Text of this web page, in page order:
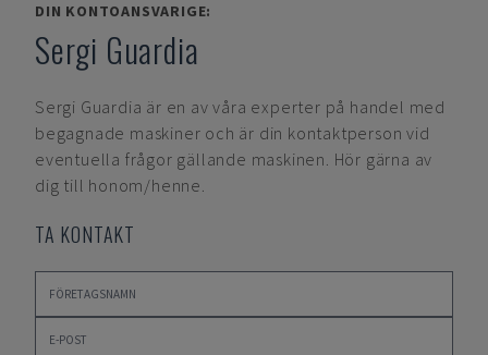
DIN KONTOANSVARIGE:
Sergi Guardia
Sergi Guardia är en av våra experter på handel med
begagnade maskiner och är din kontaktperson vid
eventuella frågor gällande maskinen. Hör gärna av
dig till honom/henne.
TA KONTAKT